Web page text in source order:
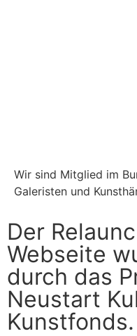
Wir sind Mitglied im
Galeristen und
Der
Webseite
durch das
Neustart
Kunstfonds.